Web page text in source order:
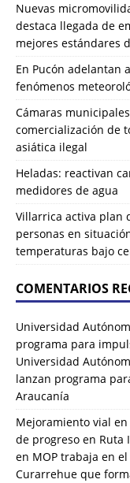
Nuevas
destaca llegada de
mejores estándares
En Pucón adelantan
fenómenos
Cámaras
comercialización de
asiática ilegal
Heladas: reactivan
medidores de agua
Villarrica activa plan
personas en
temperaturas bajo
COMENTARIOS
Universidad
programa para
Universidad
lanzan programa
Araucanía
Mejoramiento vial
de progreso en Ruta
en MOP trabaja en
Curarrehue que